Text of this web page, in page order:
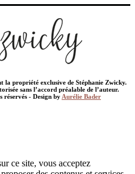
la propriété exclusive de Stéphanie Zwicky.
sans l’accord préalable de l’auteur.
réservés - Design by Aurélie Bader
ce site, vous acceptez